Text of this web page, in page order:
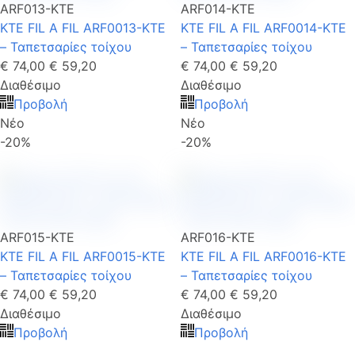
ARF013-KTE
KTE FIL A FIL ARF0013-KTE
– Ταπετσαρίες τοίχου
€ 74,00 € 59,20
Διαθέσιμο
Προβολή
Νέο
-20%
ARF014-KTE
KTE FIL A FIL ARF0014-KTE
– Ταπετσαρίες τοίχου
€ 74,00 € 59,20
Διαθέσιμο
Προβολή
Νέο
-20%
ARF015-KTE
KTE FIL A FIL ARF0015-KTE
– Ταπετσαρίες τοίχου
€ 74,00 € 59,20
Διαθέσιμο
Προβολή
ARF016-KTE
KTE FIL A FIL ARF0016-KTE
– Ταπετσαρίες τοίχου
€ 74,00 € 59,20
Διαθέσιμο
Προβολή